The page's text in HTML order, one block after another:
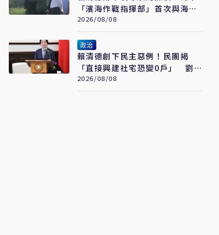
「濱海作戰指揮部」首次與海巡
聯合操演
2026/08/08
政治
賴清德創下民主惡例！民團揭
「直接興建社宅恐變0戶」 劉
世芳駁：以偏概全
2026/08/08